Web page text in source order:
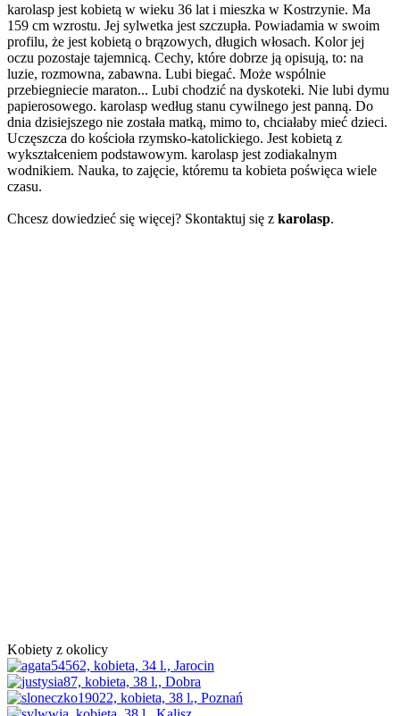
karolasp jest kobietą w wieku 36 lat i mieszka w Kostrzynie. Ma
159 cm wzrostu. Jej sylwetka jest szczupła. Powiadamia w swoim
profilu, że jest kobietą o brązowych, długich włosach. Kolor jej
oczu pozostaje tajemnicą. Cechy, które dobrze ją opisują, to: na
luzie, rozmowna, zabawna. Lubi biegać. Może wspólnie
przebiegniecie maraton... Lubi chodzić na dyskoteki. Nie lubi dymu
papierosowego. karolasp według stanu cywilnego jest panną. Do
dnia dzisiejszego nie została matką, mimo to, chciałaby mieć dzieci.
Uczęszcza do kościoła rzymsko-katolickiego. Jest kobietą z
wykształceniem podstawowym. karolasp jest zodiakalnym
wodnikiem. Nauka, to zajęcie, któremu ta kobieta poświęca wiele
czasu.
Chcesz dowiedzieć się więcej? Skontaktuj się z karolasp.
Kobiety z okolicy